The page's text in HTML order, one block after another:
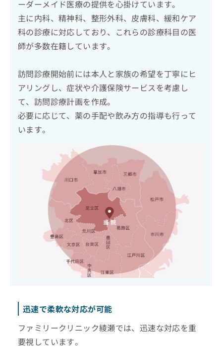
ーダーメイド医療の提供を心掛けています。
主に内科、精神科、整形外科、皮膚科、緩和ケア
科の診療に対応しており、これらの診療科目の医
師が多数在籍しています。
訪問診療開始前には本人と家族の希望を丁寧にヒ
アリングし、症状や介護保険サービスを考慮し
て、訪問診療計画を作成。
必要に応じて、薬の手配や飲み方の指導も行って
います。
迅速で柔軟な対応が可能
ファミリークリニック綾瀬では、迅速な対応を重
要視しています。